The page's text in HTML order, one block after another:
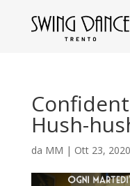
Hush-
da MM | Ott 23, 2020